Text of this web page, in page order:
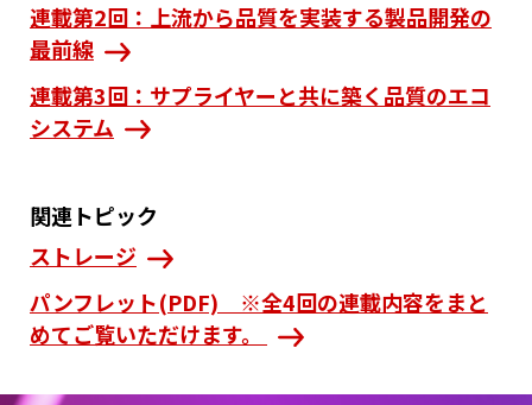
連載第2回：上流から品質を実装する製品開発の
最前線
連載第3回：サプライヤーと共に築く品質のエコ
システム
関連トピック
ストレージ
パンフレット(PDF) ※全4回の連載内容をまと
めてご覧いただけます。